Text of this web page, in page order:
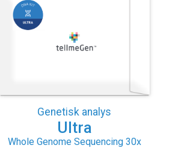
Genetisk analys
Ultra
Whole Genome Sequencing 30x